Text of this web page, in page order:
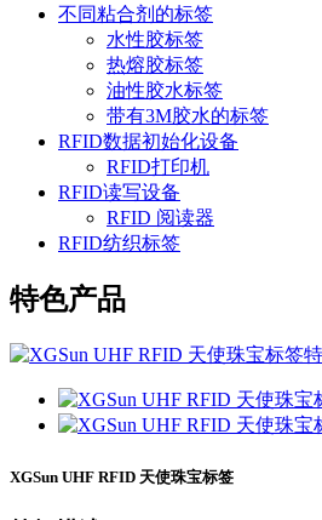
不同粘合剂的标签
水性胶标签
热熔胶标签
油性胶水标签
带有3M胶水的标签
RFID数据初始化设备
RFID打印机
RFID读写设备
RFID 阅读器
RFID纺织标签
特色产品
XGSun UHF RFID 天使珠宝标签